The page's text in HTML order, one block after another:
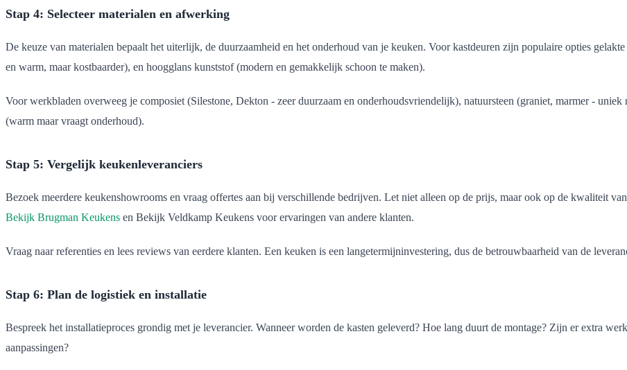
Stap 4: Selecteer materialen en afwerking
De keuze van materialen bepaalt het uiterlijk, de duurzaamheid en het onderhoud van je keuken. Voor kastdeuren zijn populaire opties
en warm, maar kostbaarder), en hoogglans kunststof (modern en gemakkelijk schoon te maken).
Voor werkbladen overweeg je composiet (Silestone, Dekton - zeer duurzaam en onderhoudsvriendelijk), natuursteen (graniet, marmer -
(warm maar vraagt onderhoud).
Stap 5: Vergelijk keukenleveranciers
Bezoek meerdere keukenshowrooms en vraag offertes aan bij verschillende bedrijven. Let niet alleen op de prijs, maar ook op de kwaliteit
Bekijk Brugman Keukens en Bekijk Veldkamp Keukens voor ervaringen van andere klanten.
Vraag naar referenties en lees reviews van eerdere klanten. Een keuken is een langetermijninvestering, dus de betrouwbaarheid van de
Stap 6: Plan de logistiek en installatie
Bespreek het installatieproces grondig met je leverancier. Wanneer worden de kasten geleverd? Hoe lang duurt de montage? Zijn er extra
aanpassingen?